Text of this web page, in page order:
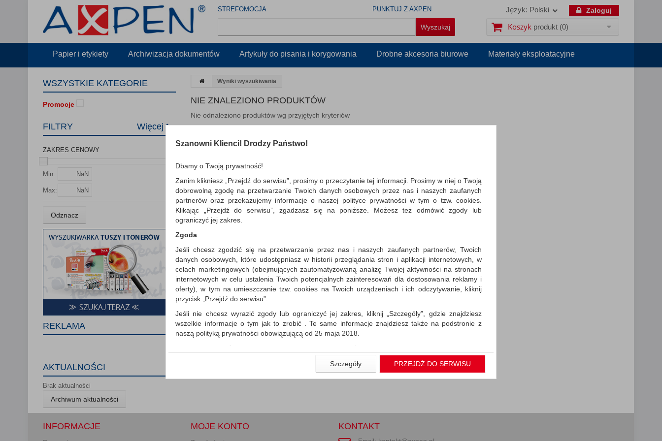
STREFOMOCJA PUNKTUJ Z AXPEN Zaloguj
Język: Polski
Koszyk produkt (0)
Papier i etykiety Archiwizacja dokumentów Artykuły do pisania i korygowania Drobne akcesoria biurowe Materiały eksploatacyjne
WSZYSTKIE KATEGORIE
Promocje
FILTRY Więcej
ZAKRES CENOWY
Min:
Max:
Odznacz
REKLAMA
AKTUALNOŚCI
Brak aktualności
Archiwum aktualności
Wyniki wyszukiwania
NIE ZNALEZIONO PRODUKTÓW
Nie odnaleziono produktów wg przyjętych kryteriów
Zmień kryteria wyszukiwania zaznaczając inne filtry i wyszukaj ponownie
Sprawdź, czy wszystkie słowa zostały poprawnie napisane.
INFORMACJE MOJE KONTO KONTAKT
Szanowni Klienci! Drodzy Państwo!
Dbamy o Twoją prywatność!
Zanim klikniesz „Przejdź do serwisu”, prosimy o przeczytanie tej informacji. Prosimy w niej o Twoją
dobrowolną zgodę na przetwarzanie Twoich danych osobowych przez nas i naszych zaufanych
partnerów oraz przekazujemy informacje o naszej polityce prywatności w tym o tzw. cookies.
Klikając „Przejdź do serwisu”, zgadzasz się na poniższe. Możesz też odmówić zgody lub
ograniczyć jej zakres.
Zgoda
Jeśli chcesz zgodzić się na przetwarzanie przez nas i naszych zaufanych partnerów, Twoich
danych osobowych, które udostępniasz w historii przeglądania stron i aplikacji internetowych, w
celach marketingowych (obejmujących zautomatyzowaną analizę Twojej aktywności na stronach
internetowych w celu ustalenia Twoich potencjalnych zainteresowań dla dostosowania reklamy i
oferty), w tym na umieszczanie tzw. cookies na Twoich urządzeniach i ich odczytywanie, kliknij
przycisk „Przejdź do serwisu”.
Jeśli nie chcesz wyrazić zgody lub ograniczyć jej zakres, kliknij „Szczegóły”, gdzie znajdziesz
wszelkie informacje o tym jak to zrobić . Te same informacje znajdziesz także na podstronie z
naszą polityką prywatności obowiązującą od 25 maja 2018.
W przypadku użytkowników zalogowanych, aby umożliwić prawidłową realizację Umowy z
Państwem i związane z tym prawidłowe działanie naszej strony www, a w szczególności np.
wysłanie potwierdzenia zamówienia na Państwa email lub wyświetlenie Państwu prawidłowych
informacji o promocjach czy cenach indywidualnych, ważna jest Państwa wcześniejsza zgoda
Klauzula Informacyjna (rozwiń)
Szczegóły PRZEJDŹ DO SERWISU